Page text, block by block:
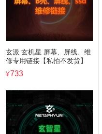
玄派 玄机星 屏幕、屏线、维
修专用链接【私拍不发货】
¥733